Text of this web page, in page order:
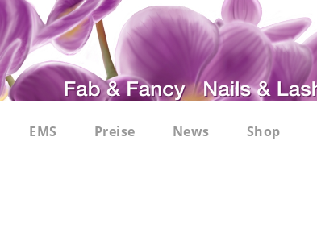
EMS Preise News Shop